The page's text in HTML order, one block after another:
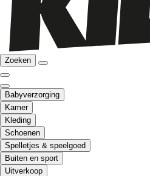
Zoeken
Babyverzorging
Kamer
Kleding
Schoenen
Spelletjes & speelgoed
Buiten en sport
Uitverkoop